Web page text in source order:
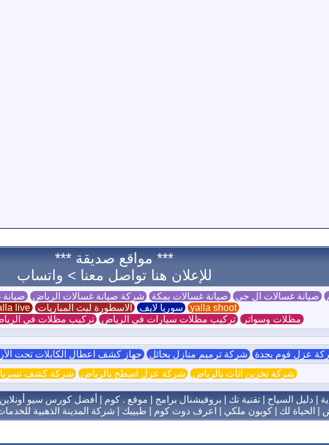
*** مواقع صديقة ***
للإعلان هنا تواصل معنا > واتساب
صيانة غسالات ال جي صيانة غسالات بمكة شركة صيانة غسالات الرياض
yalla shoot
سوريا لايف الاسطورة لبث المباريات yalla live
مظلات وسواتر تركيب مظلات سيارات في الرياض تركيب مظلات في
عزل فوم بجدة شركة ترميم منازل بحائل جهاز كشف اعطال الكابلات تحت
شركة تخزين اثاث بالرياض شركة عزل اسطح بالرياض شركة كشف تسربات
دليل السياح تقنية تك بروفيشنال برامج موقع . كوم أفضل كورس سيو أونلاين
الحياة لك |كوبون ملكي اعرف دوت كوم طبيبك شركة المدينة الذهبية